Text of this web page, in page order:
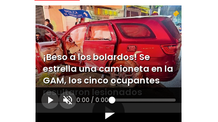
¡Beso a los bolardos! Se
estrella una camioneta en la
GAM, los cinco ocupantes
resultaron lesionados
0:00 / 0:00